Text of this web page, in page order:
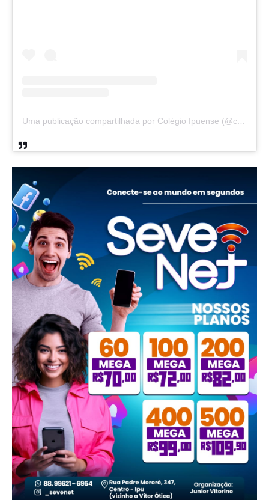
Uma publicação compartilhada por Colégio Ipuense (@colegioipuense)